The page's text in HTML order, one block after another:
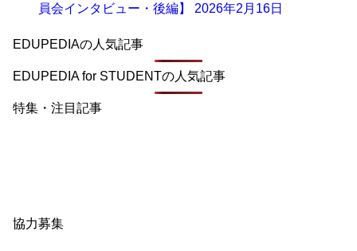
員会インタビュー・後編】 2026年2月16日
EDUPEDIAの人気記事
EDUPEDIA for STUDENTの人気記事
特集・注目記事
協力募集